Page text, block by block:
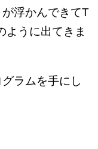
浮かんできてT
ように出てきま
ラムを手にし